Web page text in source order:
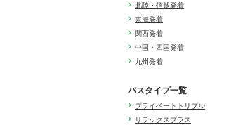
北陸・信越発着
東海発着
関西発着
中国・四国発着
九州発着
バスタイプ一覧
プライベートトリプル
リラックスプラス